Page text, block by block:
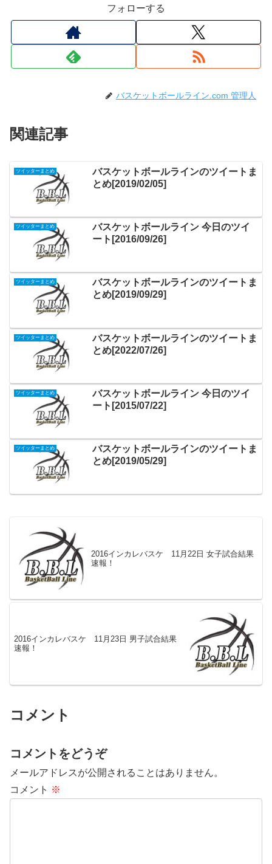
フォローする
バスケットボールライン.com 管理人
関連記事
ツイッターまとめ
バスケットボールラインのツイートま
とめ[2019/02/05]
ツイッターまとめ
バスケットボールライン 今日のツイ
ート[2016/09/26]
ツイッターまとめ
バスケットボールラインのツイートま
とめ[2019/09/29]
ツイッターまとめ
バスケットボールラインのツイートま
とめ[2022/07/26]
ツイッターまとめ
バスケットボールライン 今日のツイ
ート[2015/07/22]
ツイッターまとめ
バスケットボールラインのツイートま
とめ[2019/05/29]
2016インカレバスケ 11月22日 女子試合結果
速報！
2016インカレバスケ 11月23日 男子試合結果
速報！
コメント
コメントをどうぞ
メールアドレスが公開されることはありません。
コメント ※